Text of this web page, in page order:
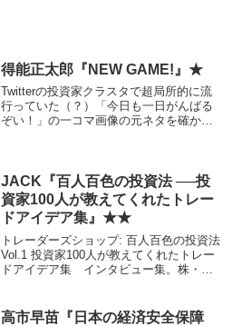
得能正太郎『NEW GAME!』★
Twitterの投資家クラスタで超局所的に流
行っていた（？）「今日も一日がんばる
ぞい！」の一コマ画像の元ネタを確かめ
ページ「今日...
JACK『百人百色の投資法 ──投
資家100人が教えてくれたトレー
ドアイデア集』★★
トレーダーズショップ: 百人百色の投資法
Vol.1 投資家100人が教えてくれたトレー
ドアイデア集 インタビュー集。株・
た。
高市早苗『日本の経済安全保障